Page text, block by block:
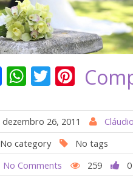
F
e
b
o
o
W
at
s
A
p
T
itt
er
Pi
er
e
st
dezembro 26, 2011
No category
No tags
No Comments
259 0